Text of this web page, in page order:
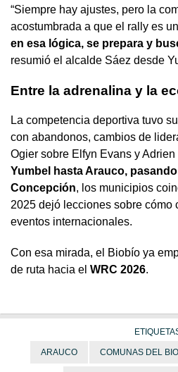
“Siempre hay ajustes, pero la
acostumbrada a que el rally es
en esa lógica, se prepara y
resumió el alcalde Sáez desde
Entre la adrenalina y la
La competencia deportiva tuvo
con abandonos, cambios de
Ogier sobre Elfyn Evans y
Yumbel hasta Arauco,
Concepción, los municipios
2025 dejó lecciones sobre cómo
eventos internacionales.
Con esa mirada, el Biobío ya
de ruta hacia el WRC 2026.
ARAUCO COMUNAS DEL